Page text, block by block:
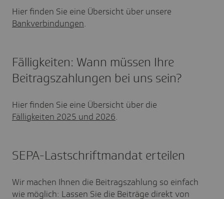
Hier finden Sie eine Übersicht über unsere
Bankverbindungen.
Fälligkeiten: Wann müssen Ihre
Beitragszahlungen bei uns sein?
Hier finden Sie eine Übersicht über die
Fälligkeiten 2025 und 2026.
SEPA-Lastschriftmandat erteilen
Wir machen Ihnen die Beitragszahlung so einfach
wie möglich: Lassen Sie die Beiträge direkt von